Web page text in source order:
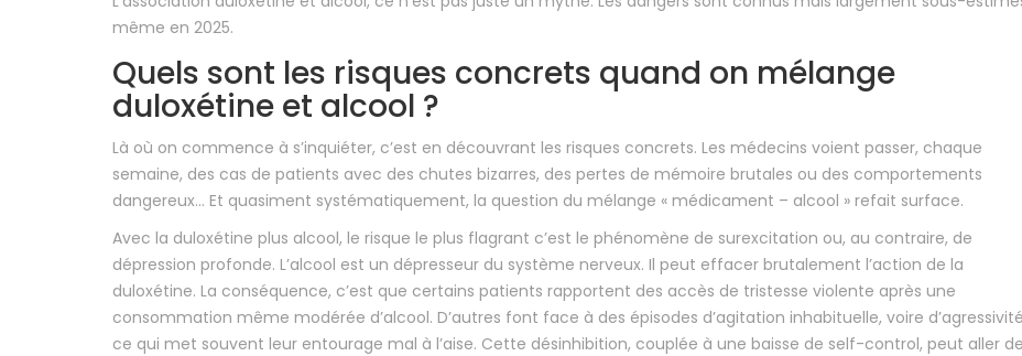
même en 2025.
Quels sont les risques concrets quand on mélange
duloxétine et alcool ?
Là où on commence à s’inquiéter, c’est en découvrant les risques concrets. Les médecins voient passer, chaque
semaine, des cas de patients avec des chutes bizarres, des pertes de mémoire brutales ou des comportements
dangereux… Et quasiment systématiquement, la question du mélange « médicament – alcool » refait surface.
Avec la duloxétine plus alcool, le risque le plus flagrant c’est le phénomène de surexcitation ou, au contraire, de
dépression profonde. L’alcool est un dépresseur du système nerveux. Il peut effacer brutalement l’action de la
duloxétine. La conséquence, c’est que certains patients rapportent des accès de tristesse violente après une
consommation même modérée d’alcool. D’autres font face à des épisodes d’agitation inhabituelle, voire
ce qui met souvent leur entourage mal à l’aise. Cette désinhibition, couplée à une baisse de self-control, peut aller